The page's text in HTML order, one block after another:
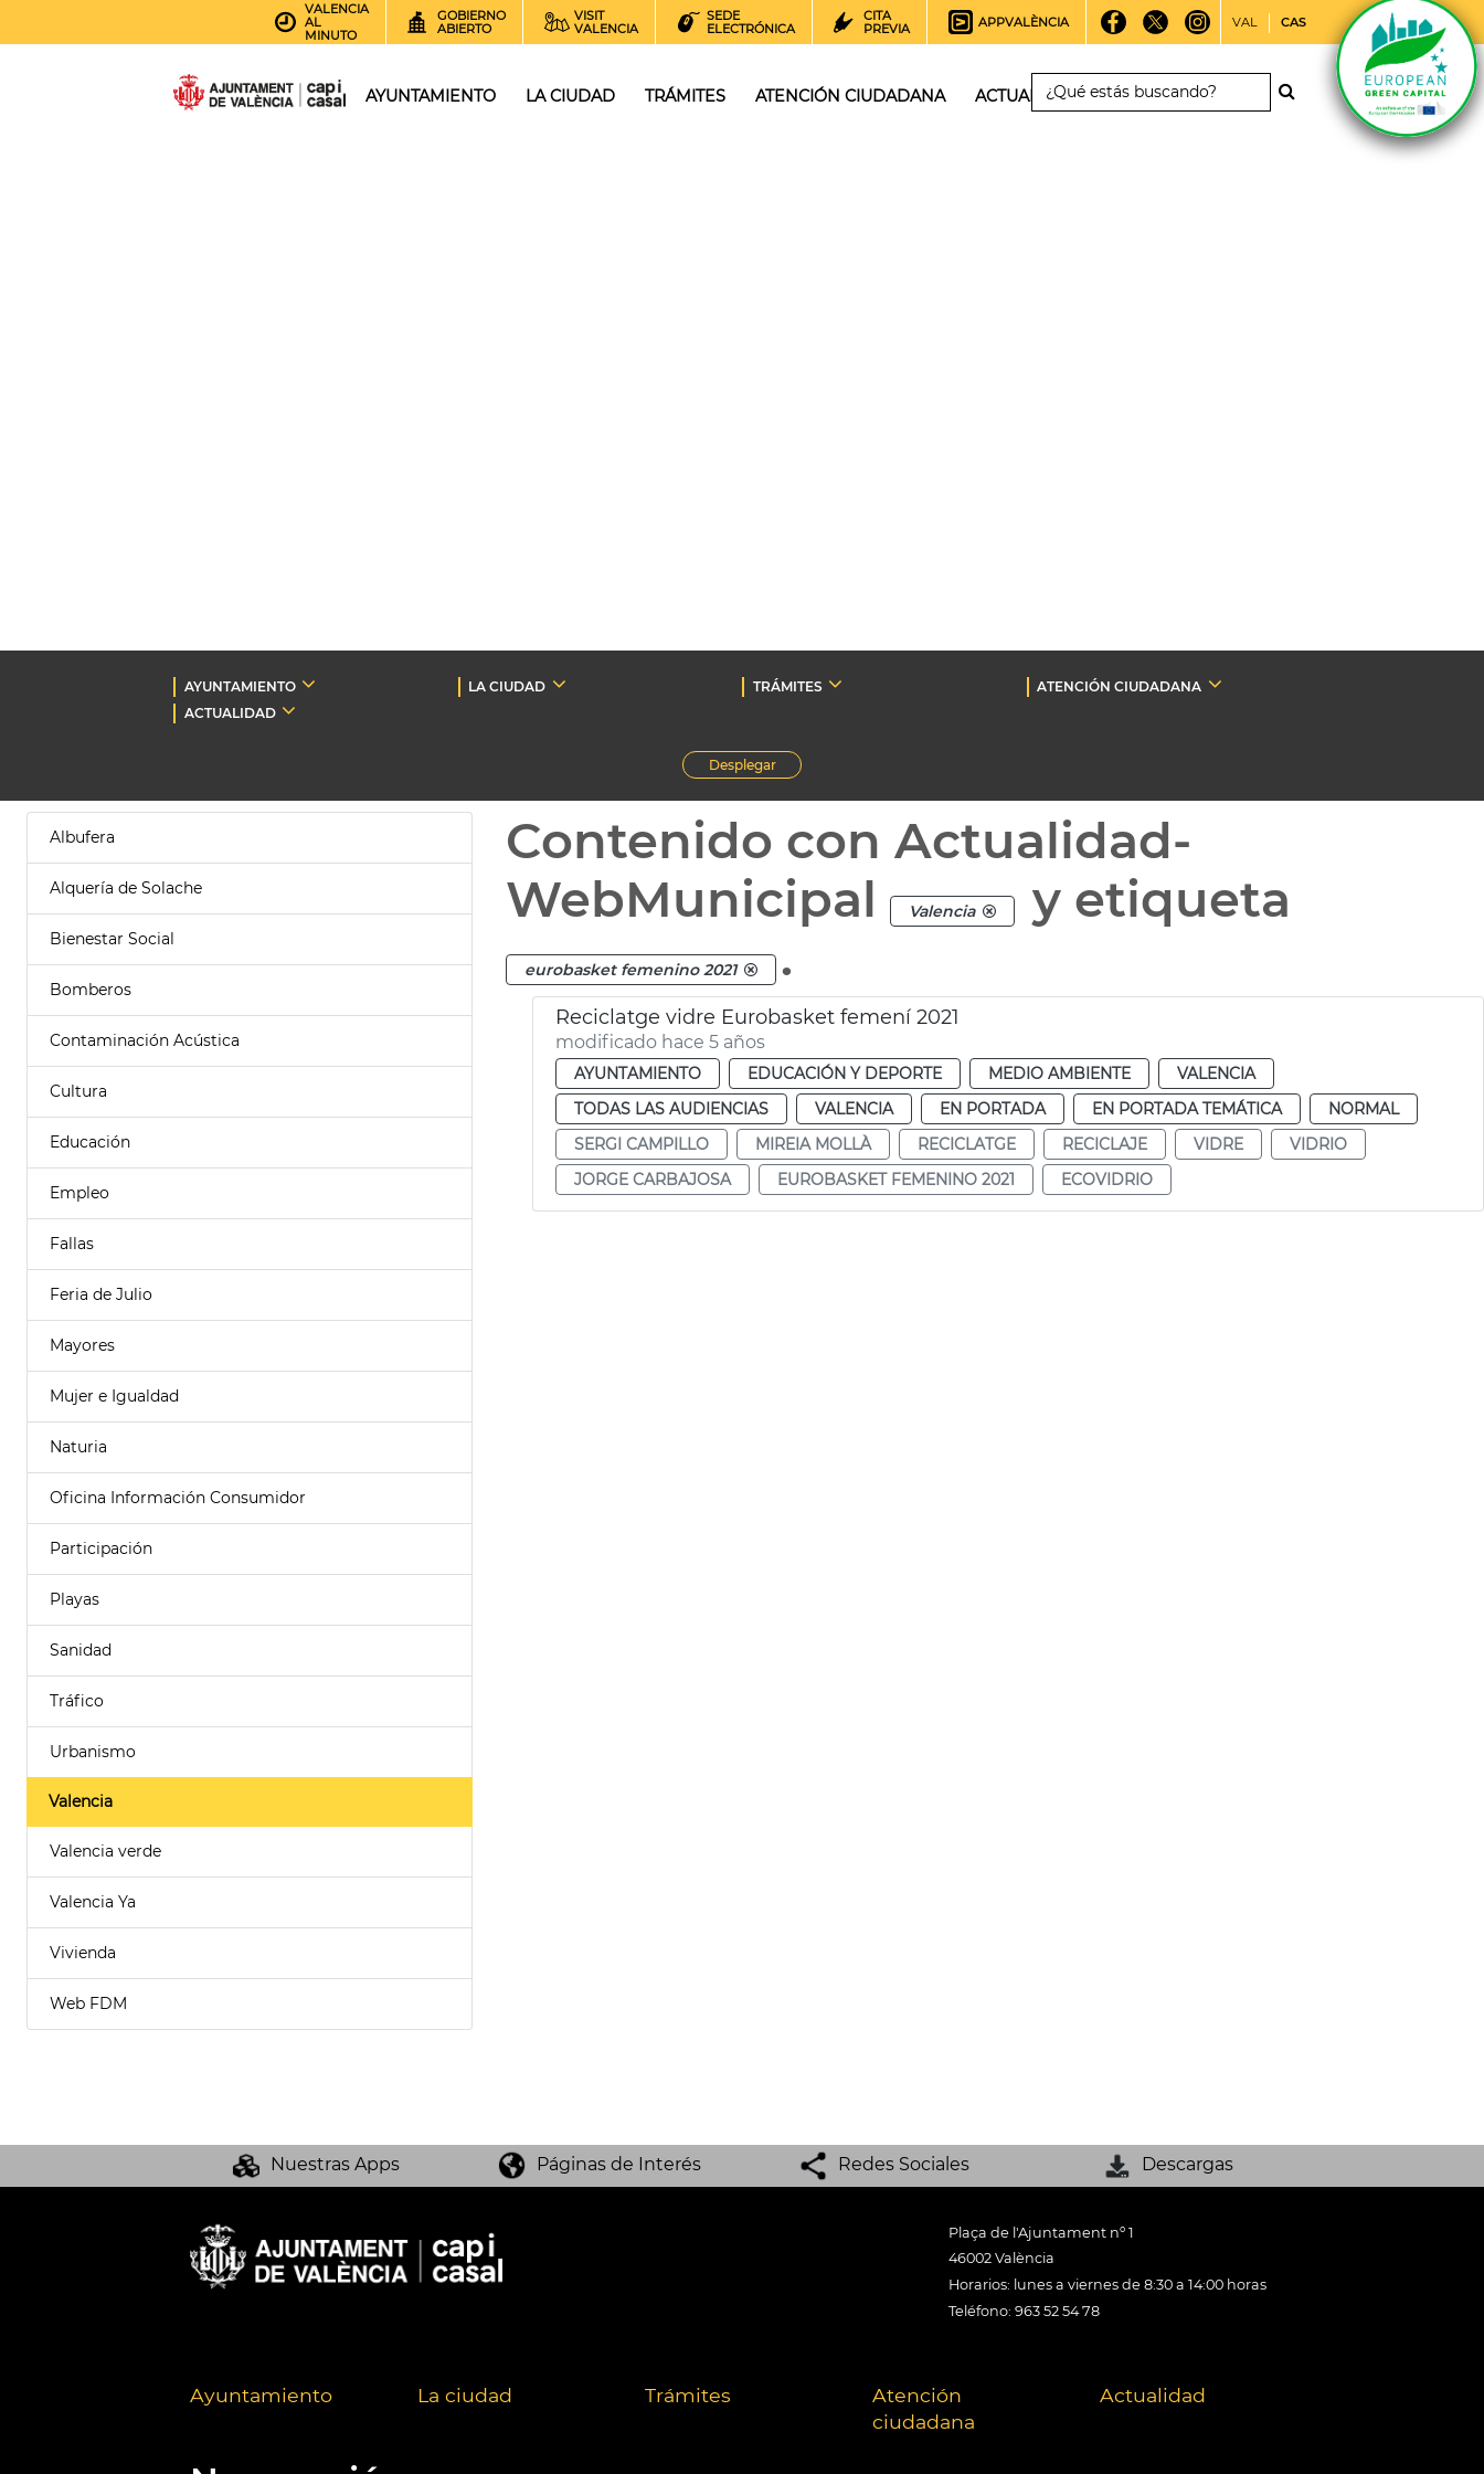
VALENCIA
AL
MINUTO
GOBIERNO
ABIERTO
VISIT
VALENCIA
SEDE
ELECTRÓNICA
CITA
PREVIA
APPVALÈNCIA VAL CAS
AYUNTAMIENTO LA CIUDAD TRÁMITES ATENCIÓN CIUDADANA ACTUALIDAD
AYUNTAMIENTO LA CIUDAD TRÁMITES
ATENCIÓN CIUDADANA
ACTUALIDAD
Desplegar
Albufera
Alquería de Solache
Bienestar Social
Bomberos
Contaminación Acústica
Cultura
Educación
Empleo
Fallas
Feria de Julio
Mayores
Mujer e Igualdad
Naturia
Oficina Información Consumidor
Participación
Playas
Sanidad
Tráfico
Urbanismo
Valencia
Valencia verde
Valencia Ya
Vivienda
Web FDM
Contenido con Actualidad-
WebMunicipal
Valencia y etiqueta
eurobasket femenino 2021 .
Reciclatge vidre Eurobasket femení 2021
modificado hace 5 años
AYUNTAMIENTO EDUCACIÓN Y DEPORTE MEDIO AMBIENTE
VALENCIA
TODAS LAS AUDIENCIAS
VALENCIA EN PORTADA EN PORTADA TEMÁTICA
NORMAL
SERGI CAMPILLO
MIREIA MOLLÀ RECICLATGE RECICLAJE VIDRE
VIDRIO
JORGE CARBAJOSA
EUROBASKET FEMENINO 2021 ECOVIDRIO
Nuestras Apps Páginas de Interés Redes Sociales Descargas
Plaça de l'Ajuntament nº 1
46002 València
Horarios: lunes a viernes de 8:30 a 14:00 horas
Teléfono: 963 52 54 78
Ayuntamiento La ciudad Trámites
Atención
ciudadana
Actualidad